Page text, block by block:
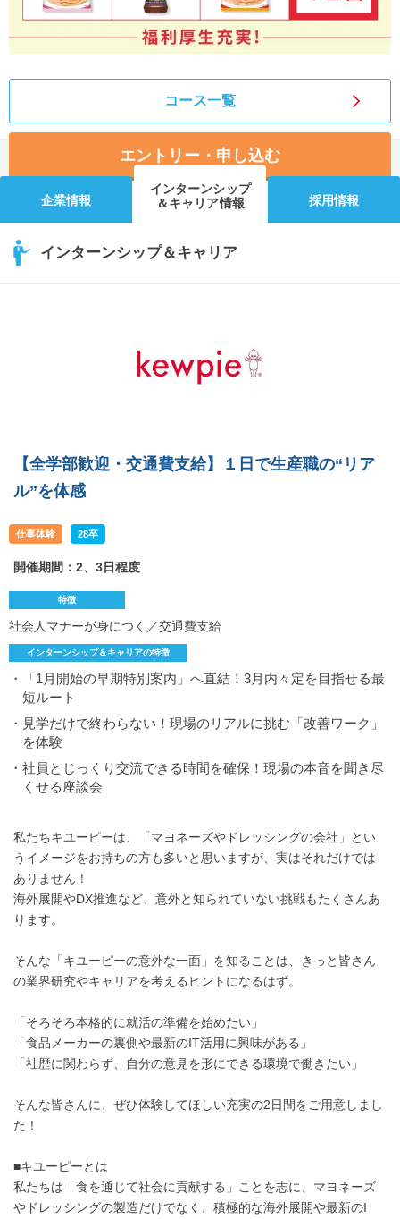
コース一覧
エントリー・申し込む
企業情報
インターンシップ
＆キャリア情報
採用情報
インターンシップ＆キャリア
【全学部歓迎・交通費支給】１日で生産職の“リア
ル”を体感
仕事体験 28卒
開催期間：2、3日程度
特徴
社会人マナーが身につく／交通費支給
インターンシップ＆キャリアの特徴
・「1月開始の早期特別案内」へ直結！3月内々定を目指せる最
短ルート
・見学だけで終わらない！現場のリアルに挑む「改善ワーク」
を体験
・社員とじっくり交流できる時間を確保！現場の本音を聞き尽
くせる座談会
私たちキユーピーは、「マヨネーズやドレッシングの会社」とい
うイメージをお持ちの方も多いと思いますが、実はそれだけでは
ありません！
海外展開やDX推進など、意外と知られていない挑戦もたくさんあ
ります。
そんな「キユーピーの意外な一面」を知ることは、きっと皆さん
の業界研究やキャリアを考えるヒントになるはず。
「そろそろ本格的に就活の準備を始めたい」
「食品メーカーの裏側や最新のIT活用に興味がある」
「社歴に関わらず、自分の意見を形にできる環境で働きたい」
そんな皆さんに、ぜひ体験してほしい充実の2日間をご用意しまし
た！
■キユーピーとは
私たちは「食を通じて社会に貢献する」ことを志に、マヨネーズ
やドレッシングの製造だけでなく、積極的な海外展開や最新のI